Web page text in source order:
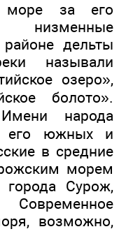
море за его
низменные
дельты
называли
озеро»,
болото».
народа
его южных и
в средние
морем
Сурож,
Современное
возможно,